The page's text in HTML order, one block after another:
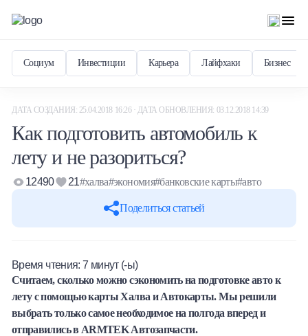
Социум Инвестиции Карьера Лайфхаки Бизнес
Халва
ДАТА СОЗДАНИЯ: 25.04.2018 16:26 · ДАТА ОБНОВЛЕНИЯ: 03.12.2018 14:39
Как подготовить автомобиль к
лету и не разориться?
Поделиться статьей
12490 21#халва#экономия#банковские карты#авто
Время чтения:7 минут (-ы)
Считаем, сколько можно сэкономить на подготовке авто к
лету с помощью карты Халва и Автокарты. Мы решили
выбрать только самое необходимое на полгода вперед и
отправились в ARMTEK Автозапчасти.